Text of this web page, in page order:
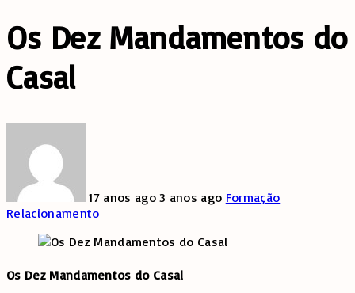
Os Dez Mandamentos do
Casal
17 anos ago3 anos ago Formação
Relacionamento
Os Dez Mandamentos do Casal